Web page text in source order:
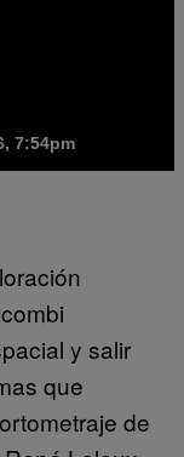
7:54pm
y salir
que
de